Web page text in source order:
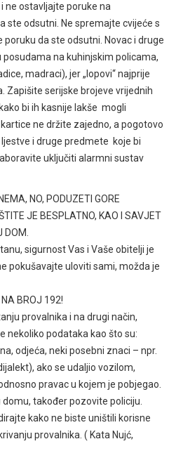
ne ostavljajte poruke na
ste odsutni. Ne spremajte cvijeće s
da ste odsutni. Novac i druge
na kuhinjskim policama,
madraci), jer „lopovi“ najprije
Zapišite serijske brojeve vrijednih
bi ih kasnije lakše mogli
ne držite zajedno, a pogotovo
i druge predmete koje bi
uključiti alarmni sustav
NO, PODUZETI GORE
JE BESPLATNO, KAO I SAVJET
DOM.
sigurnost Vas i Vaše obitelji je
pokušavajte uloviti sami, možda je
BROJ 192!
provalnika i na drugi način,
nekoliko podataka kao što su:
odjeća, neki posebni znaci – npr.
ako se udaljio vozilom,
pravac u kojem je pobjegao.
također pozovite policiju.
kako ne biste uništili korisne
provalnika. ( Kata Nujć,